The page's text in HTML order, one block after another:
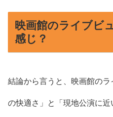
映画館のライブビ
感じ？
結論から言うと、映画館の
の快適さ」と「現地公演に